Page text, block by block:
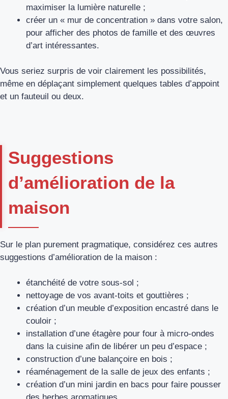
maximiser la lumière naturelle ;
créer un « mur de concentration » dans votre salon,
pour afficher des photos de famille et des œuvres
d’art intéressantes.
Vous seriez surpris de voir clairement les possibilités,
même en déplaçant simplement quelques tables d’appoint
et un fauteuil ou deux.
Suggestions
d’amélioration de la
maison
Sur le plan purement pragmatique, considérez ces autres
suggestions d’amélioration de la maison :
étanchéité de votre sous-sol ;
nettoyage de vos avant-toits et gouttières ;
création d’un meuble d’exposition encastré dans le
couloir ;
installation d’une étagère pour four à micro-ondes
dans la cuisine afin de libérer un peu d’espace ;
construction d’une balançoire en bois ;
réaménagement de la salle de jeux des enfants ;
création d’un mini jardin en bacs pour faire pousser